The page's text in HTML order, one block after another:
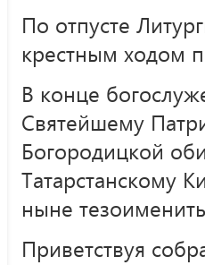
По отпусте
крестным ходом
В конце
Святейшему
Богородицкой
Татарстанскому
ныне
Приветствуя